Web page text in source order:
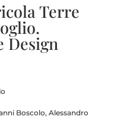
Terre
Design
Boscolo, Alessandro